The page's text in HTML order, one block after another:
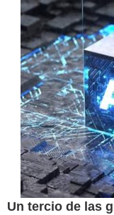
Un tercio de las